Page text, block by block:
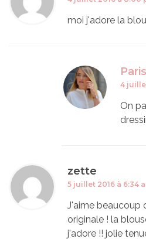
moi j'adore la
4
On
zette
5 juillet 2016 à 6:34
J'aime beaucoup
originale ! la
j'adore !! jolie